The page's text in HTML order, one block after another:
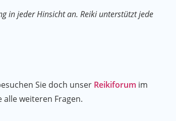
in jeder Hinsicht an. Reiki unterstützt jede
Sie doch unser Reikiforum im
weiteren Fragen.